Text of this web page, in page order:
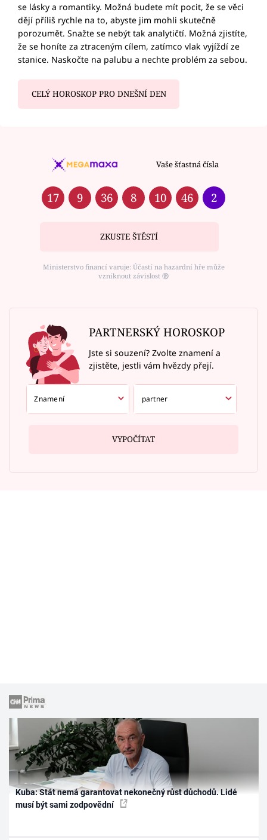
se lásky a romantiky. Možná budete mít pocit, že se věci
dějí příliš rychle na to, abyste jim mohli skutečně
porozumět. Snažte se nebýt tak analytičtí. Možná zjistíte,
že se honíte za ztraceným cílem, zatímco vlak vyjíždí ze
stanice. Naskočte na palubu a nechte problém za sebou.
CELÝ HOROSKOP PRO DNEŠNÍ DEN
Vaše šťastná čísla
17 9 36 8 10 46 2
ZKUSTE ŠTĚSTÍ
Ministerstvo financí varuje: Účastí na hazardní hře může
vzniknout závislost ⑱
PARTNERSKÝ HOROSKOP
Jste si souzení? Zvolte znamení a
zjistěte, jestli vám hvězdy přejí.
VYPOČÍTAT
Kuba: Stát nemá garantovat nekonečný růst důchodů. Lidé
musí být sami zodpovědní